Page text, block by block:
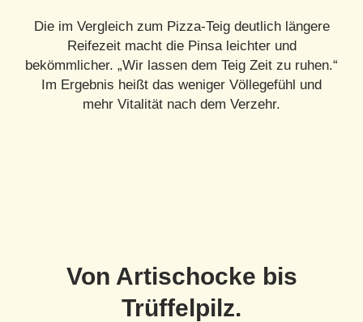
Die im Vergleich zum Pizza-Teig deutlich längere
Reifezeit macht die Pinsa leichter und
bekömmlicher. „Wir lassen dem Teig Zeit zu ruhen.“
Im Ergebnis heißt das weniger Völlegefühl und
mehr Vitalität nach dem Verzehr.
Von Artischocke bis
Trüffelpilz.